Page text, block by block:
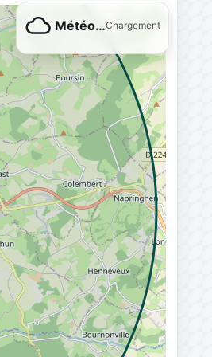
Météo…Chargement